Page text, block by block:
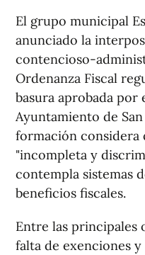
El grupo municipal
anunciado la
contencioso-
Ordenanza Fiscal
basura aprobada
Ayuntamiento de
formación considera
"incompleta y
contempla sistemas
beneficios fiscales.
Entre las principales
falta de exenciones